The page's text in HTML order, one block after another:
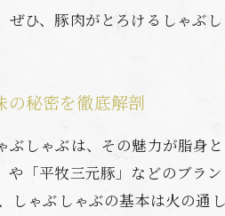
ぜひ、豚肉がとろけるしゃぶ
の秘密を徹底解剖
ぶしゃぶは、その魅力が脂身
や「平牧三元豚」などのブラ
しゃぶしゃぶの基本は火の通